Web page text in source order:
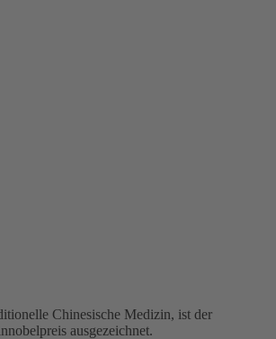
Chinesische Medizin, ist der
ausgezeichnet.